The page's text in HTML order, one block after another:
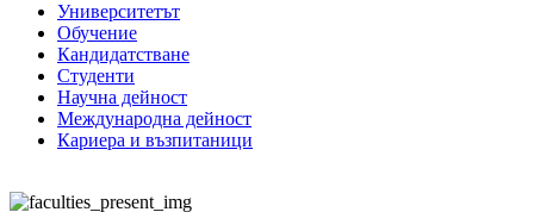
Университетът
Обучение
Кандидатстване
Студенти
Научна дейност
Международна дейност
Кариера и възпитаници